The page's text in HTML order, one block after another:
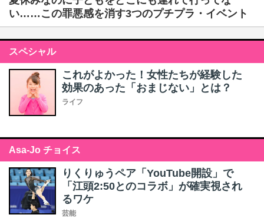
い……この罪悪感を消す3つのプチプラ・イベント
スペシャル
これがよかった！女性たちが経験した
効果のあった「おまじない」とは？
ライフ
Asa-Jo チョイス
りくりゅうペア「YouTube開設」で
「江頭2:50とのコラボ」が確実視され
るワケ
芸能